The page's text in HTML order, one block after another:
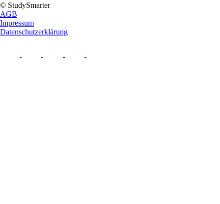
© StudySmarter
AGB
Impressum
Datenschutzerklärung